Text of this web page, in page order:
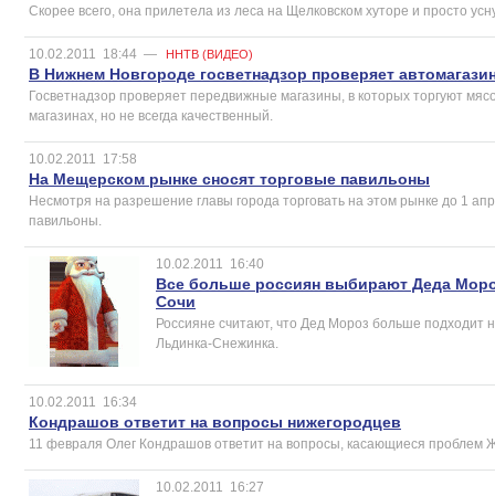
Скорее всего, она прилетела из леса на Щелковском хуторе и просто
10.02.2011 18:44 — ННТВ (ВИДЕО)
В Нижнем Новгороде госветнадзор проверяет
Госветнадзор проверяет передвижные магазины, в которых торгуют
магазинах, но не всегда качественный.
10.02.2011 17:58
На Мещерском рынке сносят торговые павильоны
Несмотря на разрешение главы города торговать на этом рынке до 1
павильоны.
10.02.2011 16:40
Все больше россиян выбирают Деда
Сочи
Россияне считают, что Дед Мороз больше подходит
Льдинка-Снежинка.
10.02.2011 16:34
Кондрашов ответит на вопросы нижегородцев
11 февраля Олег Кондрашов ответит на вопросы, касающиеся проблем
10.02.2011 16:27